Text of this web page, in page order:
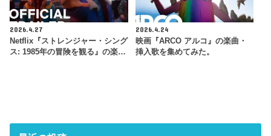
2026.4.27
Netflix『ストレンジャー・シング
ス: 1985年の冒険 を観 る』の楽…
2026.4.24
映画『ARCO アルコ』の楽曲・
挿入歌を集めてみた。